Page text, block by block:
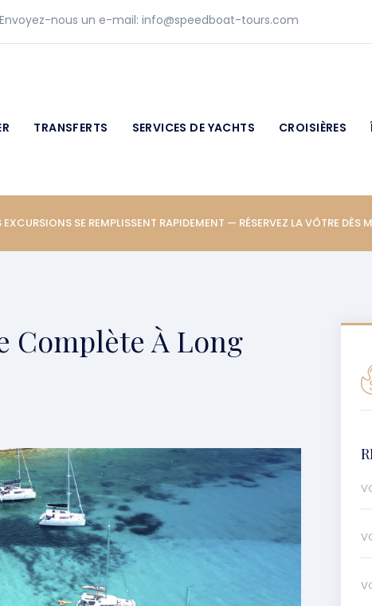
Envoyez-nous un e-mail: info@speedboat-tours.com
TRANSFERTS SERVICES DE YACHTS CROISIÈRES
SE REMPLISSENT RAPIDEMENT — RÉSERVEZ LA VÔTRE DÈS
Complète À Long